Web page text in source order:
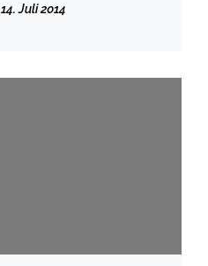
14. Juli 2014